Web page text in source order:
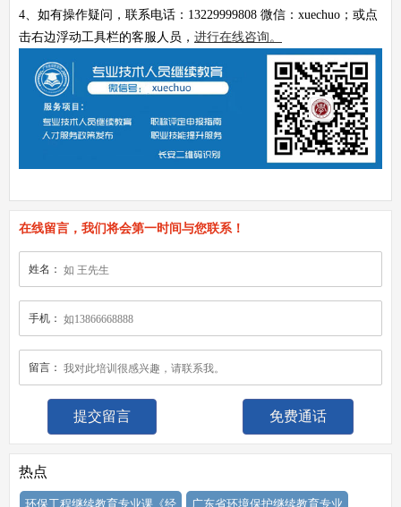
4、如有操作疑问，联系电话：13229999808 微信：xuechuo；或点
击右边浮动工具栏的客服人员， 进行在线咨询。
在线留言，我们将会第一时间与您联系！
姓名：
手机：
留言：
免费通话
热点
环保工程继续教育专业课《经 广东省环境保护继续教育专业